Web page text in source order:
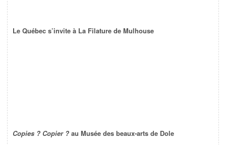
Le Québec s’invite à La Filature de Mulhouse
Copies ? Copier ? au Musée des beaux-arts de Dole